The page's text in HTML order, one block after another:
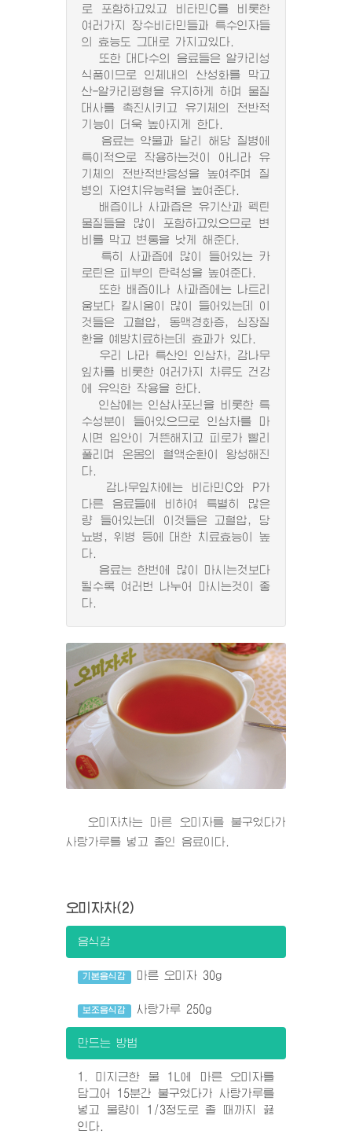
로 포함하고있고 비타민C를 비롯한
여러가지 장수비타민들과 특수인자들
의 효능도 그대로 가지고있다.
또한 대다수의 음료들은 알카리성
식품이므로 인체내의 산성화를 막고
산-알카리평형을 유지하게 하며 물질
대사를 촉진시키고 유기체의 전반적
기능이 더욱 높아지게 한다.
음료는 약물과 달리 해당 질병에
특이적으로 작용하는것이 아니라 유
기체의 전반적반응성을 높여주며 질
병의 자연치유능력을 높여준다.
배즙이나 사과즙은 유기산과 펙틴
물질들을 많이 포함하고있으므로 변
비를 막고 변통을 낫게 해준다.
특히 사과즙에 많이 들어있는 카
로틴은 피부의 탄력성을 높여준다.
또한 배즙이나 사과즙에는 나트리
움보다 칼시움이 많이 들어있는데 이
것들은 고혈압, 동맥경화증, 심장질
환을 예방치료하는데 효과가 있다.
우리 나라 특산인 인삼차, 감나무
잎차를 비롯한 여러가지 차류도 건강
에 유익한 작용을 한다.
인삼에는 인삼사포닌을 비롯한 특
수성분이 들어있으므로 인삼차를 마
시면 입안이 거뜬해지고 피로가 빨리
풀리며 온몸의 혈액순환이 왕성해진
다.
감나무잎차에는 비타민C와 P가
다른 음료들에 비하여 특별히 많은
량 들어있는데 이것들은 고혈압, 당
뇨병, 위병 등에 대한 치료효능이 높
다.
음료는 한번에 많이 마시는것보다
될수록 여러번 나누어 마시는것이 좋
다.
오미자차는 마른 오미자를 불구었다가
사탕가루를 넣고 졸인 음료이다.
오미자차(2)
음식감
기본음식감 마른 오미자 30g
보조음식감 사탕가루 250g
만드는 방법
1. 미지근한 물 1L에 마른 오미자를
담그어 15분간 불구었다가 사탕가루를
넣고 물량이 1/3정도로 졸 때까지 끓
인다.